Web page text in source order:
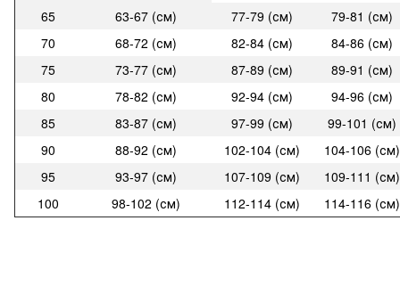
65
63-67 (см) 77-79 (см)
79-81 (см)
70
68-72 (см) 82-84 (см)
84-86 (см)
75
73-77 (см) 87-89 (см)
89-91 (см)
80
78-82 (см) 92-94 (см)
94-96 (см)
85
83-87 (см) 97-99 (см)
99-101 (см)
90
88-92 (см) 102-104 (см)
104-106 (см)
95
93-97 (см) 107-109 (см)
109-111 (см)
100
98-102 (см) 112-114 (см) 114-116 (см)